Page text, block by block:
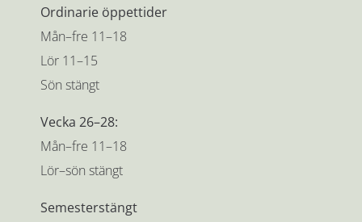
Ordinarie öppettider
Mån–fre 11–18
Lör 11–15
Sön stängt
Vecka 26–28:
Mån–fre 11–18
Lör–sön stängt
Semesterstängt